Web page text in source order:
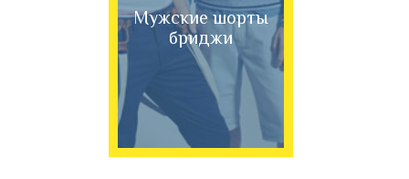
Мужские шорты
бриджи